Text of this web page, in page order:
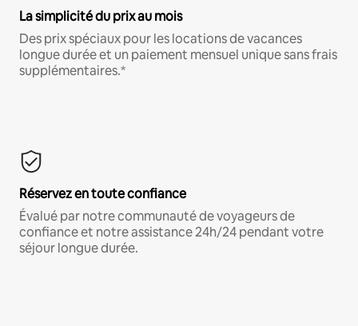
La simplicité du prix au mois
Des prix spéciaux pour les locations de vacances
longue durée et un paiement mensuel unique sans frais
supplémentaires.*
Réservez en toute confiance
Évalué par notre communauté de voyageurs de
confiance et notre assistance 24h/24 pendant votre
séjour longue durée.